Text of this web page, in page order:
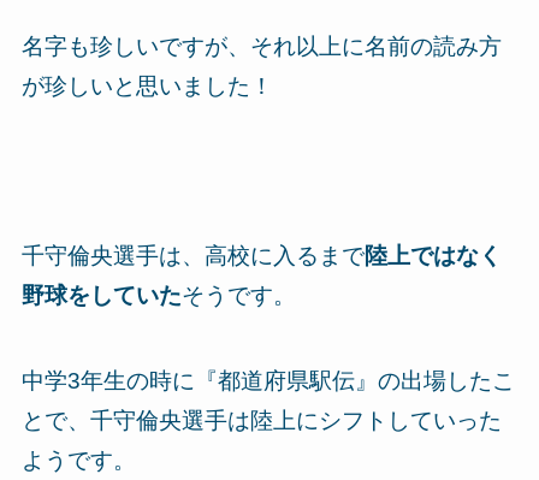
名字も珍しいですが、それ以上に名前の読み方
が珍しいと思いました！
千守倫央選手は、高校に入るまで陸上ではなく
野球をしていたそうです。
中学3年生の時に『都道府県駅伝』の出場したこ
とで、千守倫央選手は陸上にシフトしていった
ようです。